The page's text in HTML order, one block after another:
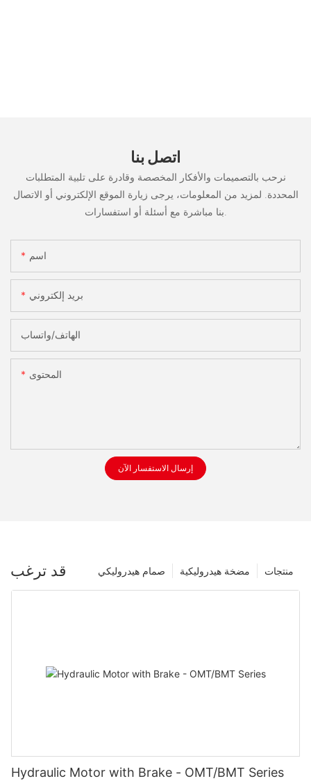
اتصل بنا
نرحب بالتصميمات والأفكار المخصصة وقادرة على تلبية المتطلبات
المحددة. لمزيد من المعلومات، يرجى زيارة الموقع الإلكتروني أو الاتصال
اسم
بريد إلكتروني
الهاتف/واتساب
المحتوى
إرسال الاستفسار الآن
قد ترغب منتجات مضخة هيدروليكية صمام هيدروليكي
Hydraulic Motor with Brake - OMT/BMT Series